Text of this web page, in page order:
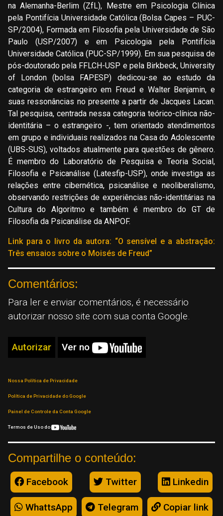
na Alemanha-Berlim (ZfL), Mestre em Psicologia Clínica
pela Pontifícia Universidade Católica (Bolsa Capes – PUC-
SP/2004), Formada em Filosofia pela Universidade de São
Paulo (USP/2007) e em Psicologia pela Pontifícia
Universidade Católica (PUC-SP/1999). Em sua pesquisa de
pós-doutorado pela FFLCH-USP e pela Birkbeck, University
of London (bolsa FAPESP) dedicou-se ao estudo da
categoria de estrangeiro em Freud e Walter Benjamin, e
suas ressonâncias no presente a partir de Jacques Lacan.
Tal pesquisa, centrada nessa categoria teórico-clínica não-
identitária – o estrangeiro -, tem orientado atendimentos
em grupo e individuais realizados na Casa do Adolescente
(UBS-SUS), voltados atualmente para questões de gênero.
É membro do Laboratório de Pesquisa e Teoria Social,
Filosofia e Psicanálise (Latesfip-USP), onde investiga as
relações entre cibernética, psicanálise e neoliberalismo,
observando restrições de experiências não-identitárias na
Cultura do Algoritmo e também é membro do GT de
Filosofia da Psicanálise da ANPOF.
Link para o livro da autora: “O sensível e a abstração:
Três ensaios sobre o Moisés de Freud”
Comentários:
Para ler e enviar comentários, é necessário
autorizar nosso site com sua conta Google.
Autorizar Ver no
Nossa Política de Privacidade
Política de Privacidade do Google
Painel de Controle da Conta Google
Termos de Uso do
Compartilhe o conteúdo:
Facebook Twitter Linkedin
WhattsApp Telegram Copiar link